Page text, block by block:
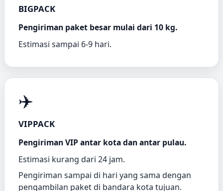
BIGPACK
Pengiriman paket besar mulai dari 10 kg.
Estimasi sampai 6-9 hari.
✈️
VIPPACK
Pengiriman VIP antar kota dan antar pulau.
Estimasi kurang dari 24 jam.
Pengiriman sampai di hari yang sama dengan
pengambilan paket di bandara kota tujuan.